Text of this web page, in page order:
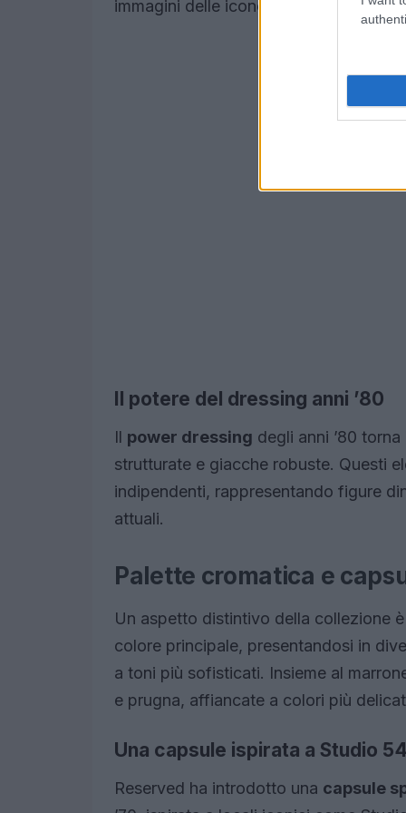
immagini delle icone rétro.
Il potere del dressing anni ’80
Il power dressing degli anni ’80
strutturate e giacche robuste. Questi
indipendenti, rappresentando figure
attuali.
Palette cromatica e
Un aspetto distintivo della collezione
colore principale, presentandosi in
a toni più sofisticati. Insieme al
e prugna, affiancate a colori più
Una capsule ispirata a Studio 54
Reserved ha introdotto una capsule